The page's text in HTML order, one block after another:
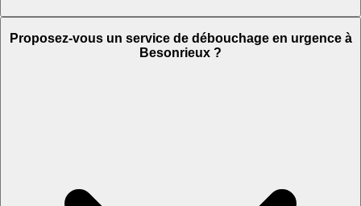
Proposez-vous un service de débouchage en urgence à
Besonrieux ?